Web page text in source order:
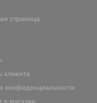
страница
клиента
конфиденциальности
в магазин